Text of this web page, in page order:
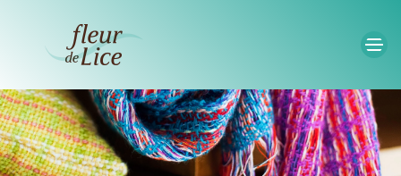
Accéder au contenu principal